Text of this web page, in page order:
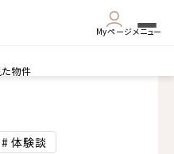
Myページメニュー
物件
# 体験談